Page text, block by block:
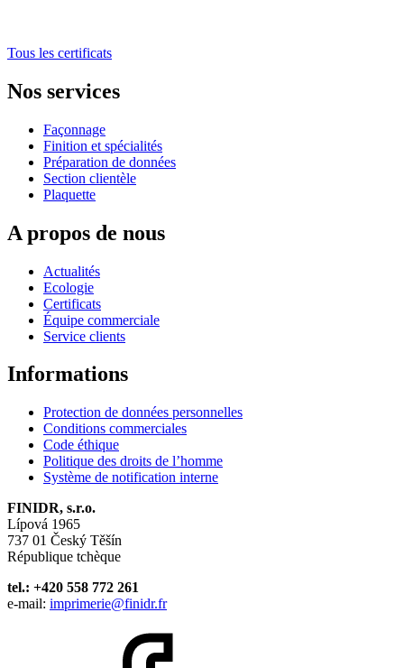
Tous les certificats
Nos services
Façonnage
Finition et spécialités
Préparation de données
Section clientèle
Plaquette
A propos de nous
Actualités
Ecologie
Certificats
Équipe commerciale
Service clients
Informations
Protection de données personnelles
Conditions commerciales
Code éthique
Politique des droits de l’homme
Système de notification interne
FINIDR, s.r.o.
Lípová 1965
737 01 Český Těšín
République tchèque
tel.: +420 558 772 261
e-mail: imprimerie@finidr.fr